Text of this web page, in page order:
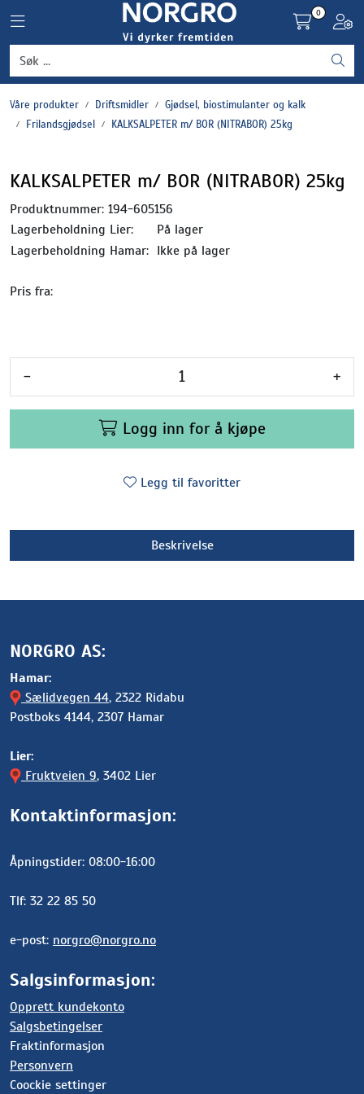
Toggle navigation
0
Våre produkter Driftsmidler
Gjødsel, biostimulanter og kalk
Frilandsgjødsel
KALKSALPETER m/ BOR (NITRABOR) 25kg
KALKSALPETER m/ BOR (NITRABOR) 25kg
Produktnummer: 194-605156
Lagerbeholdning Lier:
På lager
Lagerbeholdning Hamar: Ikke på lager
Pris fra:
- +
Logg inn for å kjøpe
Legg til favoritter
Beskrivelse
NORGRO AS:
Hamar:
Sælidvegen 44, 2322 Ridabu
Postboks 4144, 2307 Hamar
Lier:
Fruktveien 9, 3402 Lier
Kontaktinformasjon:
Åpningstider: 08:00-16:00
Tlf: 32 22 85 50
e-post: norgro@norgro.no
Salgsinformasjon:
Opprett kundekonto
Salgsbetingelser
Fraktinformasjon
Personvern
Coockie settinger
Grønnsaker
Settepotet og setteløk
Plantevern og nyttedyr
Blomster, potter og brett
Driftsmidler